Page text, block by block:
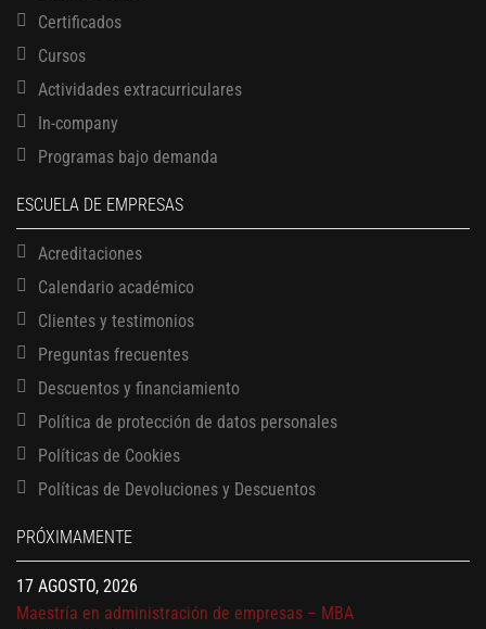
Certificados
Cursos
Actividades extracurriculares
In-company
Programas bajo demanda
ESCUELA DE EMPRESAS
Acreditaciones
Calendario académico
Clientes y testimonios
Preguntas frecuentes
Descuentos y financiamiento
Política de protección de datos personales
Políticas de Cookies
Políticas de Devoluciones y Descuentos
PRÓXIMAMENTE
13 AGOSTO, 2026
17 AGOSTO, 2026
Gerencia de empresas familiares
17 AGOSTO, 2026
Maestría en administración de empresas – MBA